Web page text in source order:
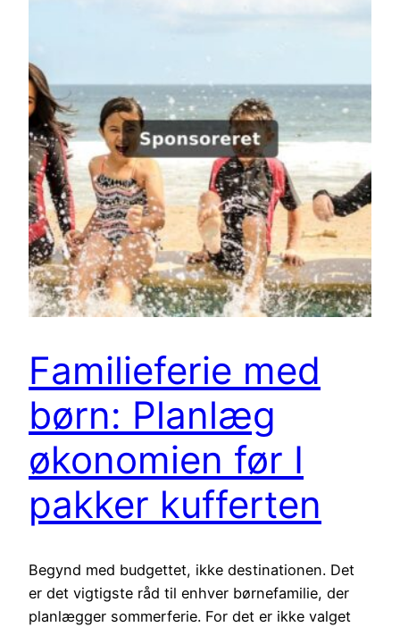
Familieferie med
børn: Planlæg
økonomien før I
pakker kufferten
Begynd med budgettet, ikke destinationen. Det
er det vigtigste råd til enhver børnefamilie, der
planlægger sommerferie. For det er ikke valget